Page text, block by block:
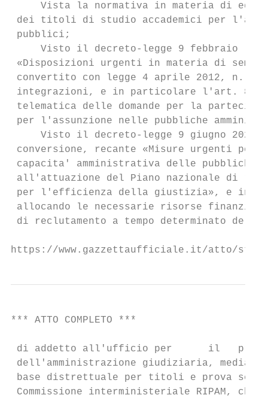
Vista la normativa in materia di
dei titoli di studio accademici per
pubblici;
Visto il decreto-legge 9 febbraio
«Disposizioni urgenti in materia di
convertito con legge 4 aprile 2012, n. 35,
integrazioni, e in particolare l'art. 8
telematica delle domande per la
per l'assunzione nelle pubbliche
Visto il decreto-legge 9 giugno 2021,
conversione, recante «Misure urgenti
capacita' amministrativa delle pubbliche
all'attuazione del Piano nazionale di
per l'efficienza della giustizia», e in
allocando le necessarie risorse
di reclutamento a tempo determinato del
https://www.gazzettaufficiale.it/atto/
*** ATTO COMPLETO ***
di addetto all'ufficio per      il
dell'amministrazione giudiziaria,
base distrettuale per titoli e prova
Commissione interministeriale RIPAM, che